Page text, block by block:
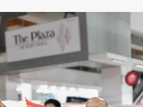
TWEET LINE EMAIL